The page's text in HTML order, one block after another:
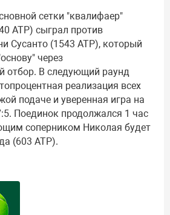
сетки "квалифаер"
АТР) сыграл против
Сусанто (1543 АТР), который
через
отбор. В следующий раунд
реализация всех
подаче и уверенная игра на
Поединок продолжался 1 час
соперником Николая будет
(603 АТР).